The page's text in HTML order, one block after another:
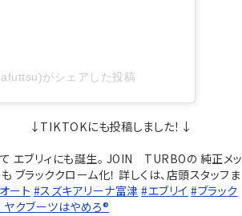
がシェアした投稿
↓TIKTOKにも投稿しました！↓
エブリィにも誕生。 JOIN TURBOの 純正メッ
ブラッククローム化！ 詳しくは、店頭スタッフま
ート #スズキアリーナ富津 #エブリイ #ブラック
クブーツはやめろ®︎